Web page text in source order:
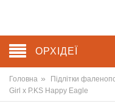
ОРХІДЕЇ
Головна » Підлітки
Girl x P.KS Happy Eagle